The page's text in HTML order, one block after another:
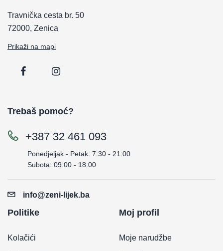
Travnička cesta br. 50
72000, Zenica
Prikaži na mapi
Trebaš pomoć?
+387 32 461 093
Ponedjeljak - Petak: 7:30 - 21:00
Subota: 09:00 - 18:00
info@zeni-lijek.ba
Politike
Kolačići
Moj profil
Moje narudžbe